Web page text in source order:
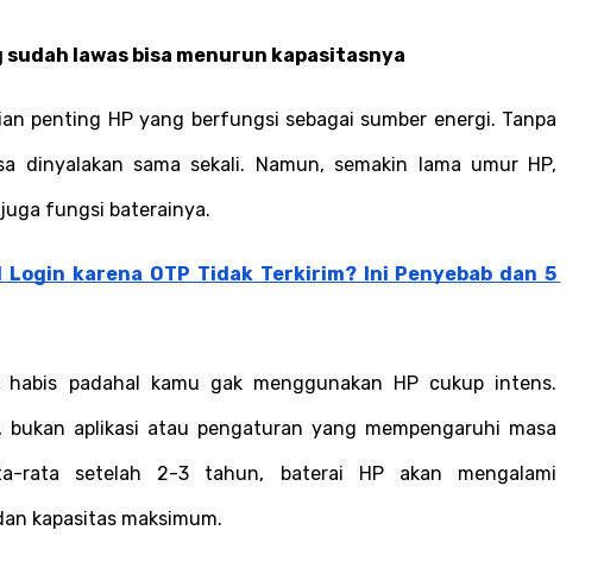
sudah lawas bisa menurun kapasitasnya
penting HP yang berfungsi sebagai sumber energi. Tanpa
dinyalakan sama sekali. Namun, semakin lama umur HP,
fungsi baterainya.
Login karena OTP Tidak Terkirim? Ini Penyebab dan 5
padahal kamu gak menggunakan HP cukup intens.
bukan aplikasi atau pengaturan yang mempengaruhi masa
rata setelah 2-3 tahun, baterai HP akan mengalami
kapasitas maksimum.